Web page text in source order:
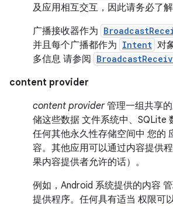
及应用相互交互，因此请务必了解
广播接收器作为
并且每个广播都作为 Intent 对
多信息 请参阅
content provider
content provider管理一组共享
储这些数据 文件系统中、SQLite
任何其他永久性存储空间中 您的
容。其他应用可以通过内容提供
果内容提供者允许的话）。
例如，Android 系统提供的内容
提供程序。任何具有适当 权限可